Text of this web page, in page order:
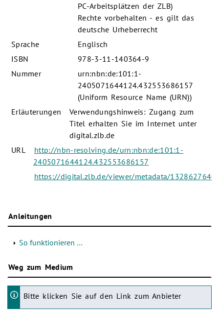
PC-Arbeitsplätzen der ZLB)
Rechte vorbehalten - es gilt das
deutsche Urheberrecht
Sprache
Englisch
ISBN
978-3-11-140364-9
Nummer
urn:nbn:de:101:1-
2405071644124.432553686157
(Uniform Resource Name (URN))
Erläuterungen
Verwendungshinweis: Zugang zum
Titel erhalten Sie im Internet unter
digital.zlb.de
URL
http://nbn-resolving.de/urn:nbn:de:101:1-
2405071644124.432553686157
https://digital.zlb.de/viewer/metadata/1328627640/
Anleitungen
So funktionieren …
Weg zum Medium
Bitte klicken Sie auf den Link zum Anbieter